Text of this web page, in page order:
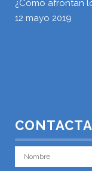
¿Cómo afrontan
12 mayo 2019
CONTACTA